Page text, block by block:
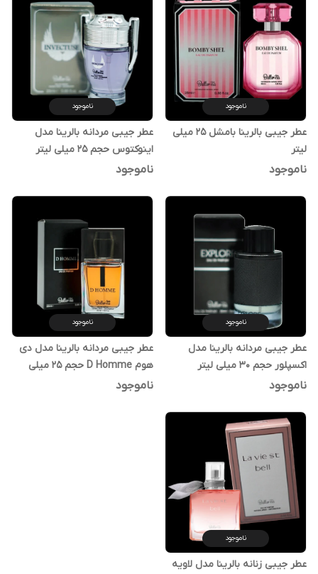
ناموجود
عطر جیبی بالرینا بامشل 25 میلی
لیتر
ناموجود
ناموجود
عطر جیبی مردانه بالرینا مدل
اینوکتوس حجم 25 میلی لیتر
ناموجود
ناموجود
عطر جیبی مردانه بالرینا مدل
اکسپلور حجم 30 میلی لیتر
ناموجود
ناموجود
عطر جیبی مردانه بالرینا مدل دی
هوم D Homme حجم 25 میلی
لیتر
ناموجود
ناموجود
عطر جیبی زنانه بالرینا مدل لاویه